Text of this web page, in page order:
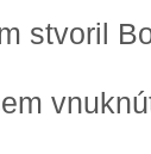
stvoril